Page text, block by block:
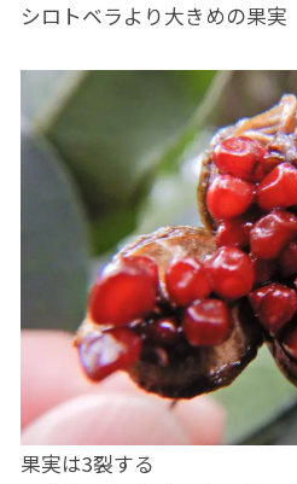
シロトベラより大きめの果実
果実は3裂する